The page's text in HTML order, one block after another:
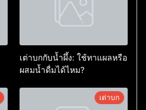
เต่าบกกับน้ำผึ้ง: ใช้ทาแผลหรือ
ผสมน้ำดื่มได้ไหม?
เต่าบก